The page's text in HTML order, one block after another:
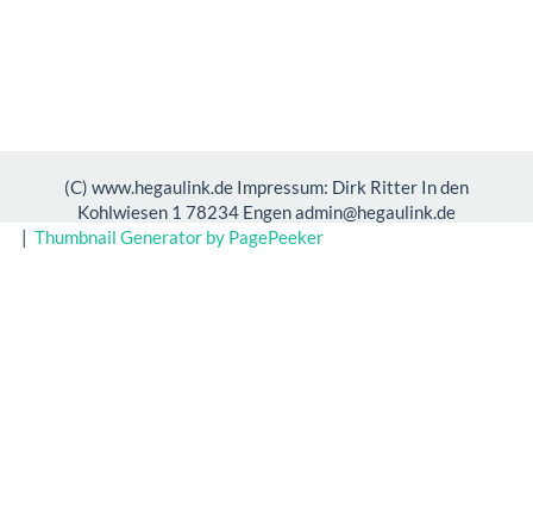
(C) www.hegaulink.de Impressum: Dirk Ritter In den
Kohlwiesen 1 78234 Engen admin@hegaulink.de
| Thumbnail Generator by PagePeeker